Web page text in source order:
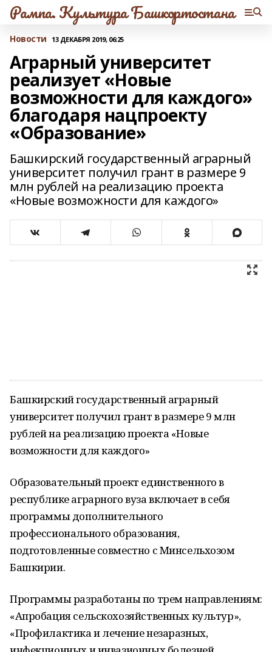
Рампа. Культура Башкортостана
Новости 13 ДЕКАБРЯ 2019, 06:25
Аграрный университет
реализует «Новые
возможности для каждого»
благодаря нацпроекту
«Образование»
Башкирский государственный аграрный
университет получил грант в размере 9
млн рублей на реализацию проекта
«Новые возможности для каждого»
Башкирский государственный аграрный
университет получил грант в размере 9 млн
рублей на реализацию проекта «Новые
возможности для каждого»
Образовательный проект единственного в
республике аграрного вуза включает в себя
программы дополнительного
профессионального образования,
подготовленные совместно с Минсельхозом
Башкирии.
Программы разработаны по трем направлениям:
«Апробация сельскохозяйственных культур»,
«Профилактика и лечение незаразных,